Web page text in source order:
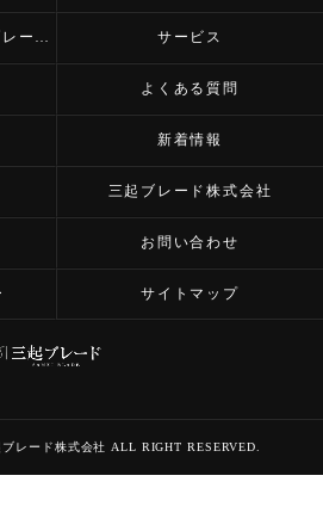
千葉の研磨・再研磨「三起ブレード株式会社」の内容について サービス
よくある質問
新着情報
三起ブレード株式会社
お問い合わせ
サイトマップ
レード株式会社 ALL RIGHT RESERVED.